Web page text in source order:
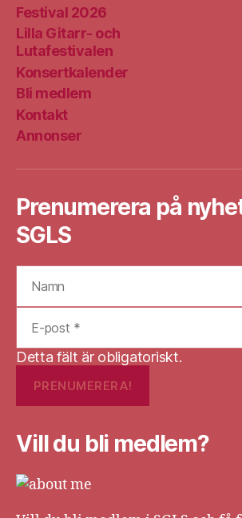
Festival 2026
Lilla Gitarr- och
Lutafestivalen
Konsertkalender
Bli medlem
Kontakt
Annonser
Prenumerera på
SGLS
Detta fält är obligatoriskt.
Vill du bli medlem?